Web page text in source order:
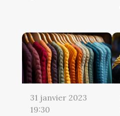
31 janvier 2023
19:30